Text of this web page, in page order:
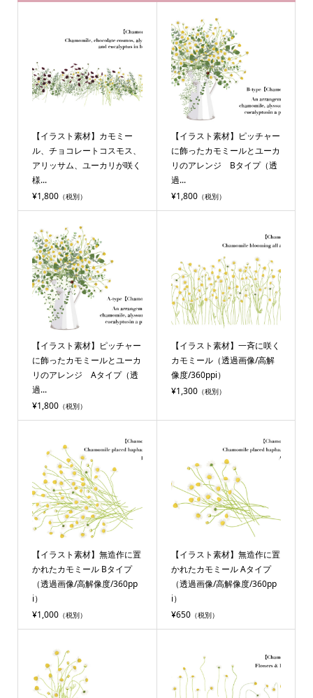
【イラスト素材】カモミー
ル、チョコレートコスモス、
アリッサム、ユーカリが咲く
様...
¥1,800（税別）
【イラスト素材】ピッチャー
に飾ったカモミールとユーカ
リのアレンジ Bタイプ（透
過...
¥1,800（税別）
【イラスト素材】ピッチャー
に飾ったカモミールとユーカ
リのアレンジ Aタイプ（透
過...
¥1,800（税別）
【イラスト素材】一斉に咲く
カモミール（透過画像/高解
像度/360ppi）
¥1,300（税別）
【イラスト素材】無造作に置
かれたカモミール Bタイプ
（透過画像/高解像度/360pp
i）
¥1,000（税別）
【イラスト素材】無造作に置
かれたカモミール Aタイプ
（透過画像/高解像度/360pp
i）
¥650（税別）